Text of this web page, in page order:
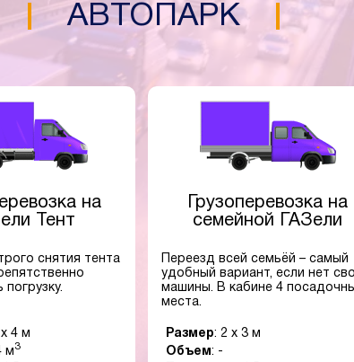
АВТОПАРК
на
Тент
снятия тента
4 м
м3
Грузоперевозка на
семейной ГАЗели
Переезд всей семьёй – самый
удобный вариант, если нет
машины. В кабине 4
места.
Размер: 2 x 3 м
Объем: -